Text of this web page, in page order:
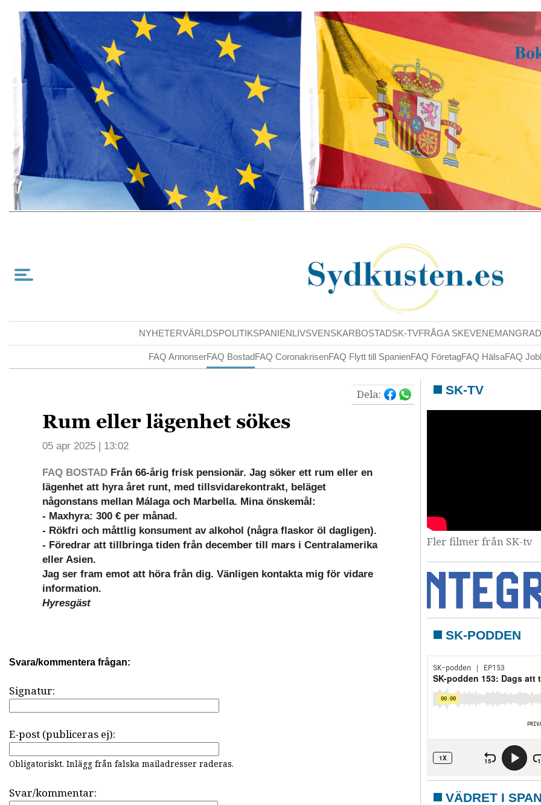
NYHETERVÄRLDSPOLITIKSPANIENLIVSVENSKARBOSTADSK-TVFRÅGA SKEVENEMANG
FAQ AnnonserFAQ BostadFAQ CoronakrisenFAQ Flytt till SpanienFAQ FöretagFAQ HälsaFAQ
Dela:
Rum eller lägenhet sökes
05 apr 2025 | 13:02
FAQ BOSTAD Från 66-årig frisk pensionär. Jag söker ett rum eller en
lägenhet att hyra året runt, med tillsvidarekontrakt, beläget
någonstans mellan Málaga och Marbella. Mina önskemål:
- Maxhyra: 300 € per månad.
- Rökfri och måttlig konsument av alkohol (några flaskor öl dagligen).
- Föredrar att tillbringa tiden från december till mars i Centralamerika
eller Asien.
Jag ser fram emot att höra från dig. Vänligen kontakta mig för vidare
information.
Hyresgäst
Svara/kommentera frågan:
Signatur:
E-post (publiceras ej):
Obligatoriskt. Inlägg från falska mailadresser raderas.
Svar/kommentar:
SK-TV
Fler filmer från SK-tv
SK-PODDEN
VÄDRET I